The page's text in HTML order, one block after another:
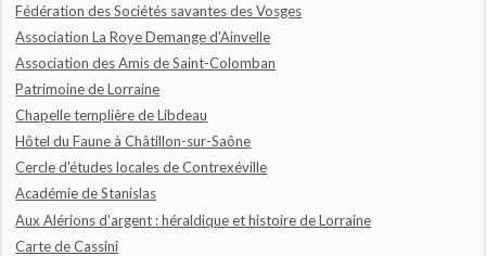
Fédération des Sociétés savantes des Vosges
Association La Roye Demange d'Ainvelle
Association des Amis de Saint-Colomban
Patrimoine de Lorraine
Chapelle templière de Libdeau
Hôtel du Faune à Châtillon-sur-Saône
Cercle d'études locales de Contrexéville
Académie de Stanislas
Aux Alérions d'argent : héraldique et histoire de Lorraine
Carte de Cassini